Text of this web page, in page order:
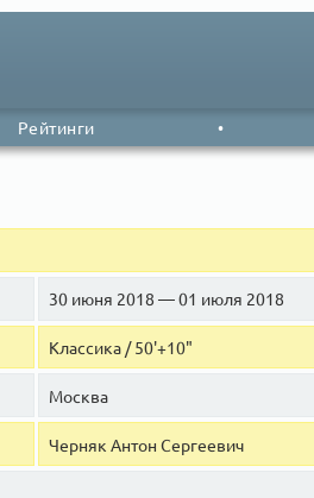
Рейтинги •
30 июня 2018 — 01 июля 2018
Классика / 50'+10"
Москва
Черняк Антон Сергеевич